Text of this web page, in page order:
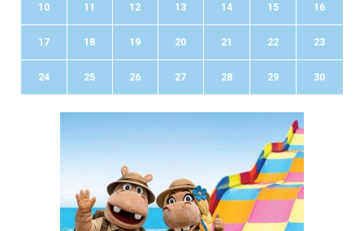
10 11 12 13 14 15 16
17 18 19 20 21 22 23
24 25 26 27 28 29 30